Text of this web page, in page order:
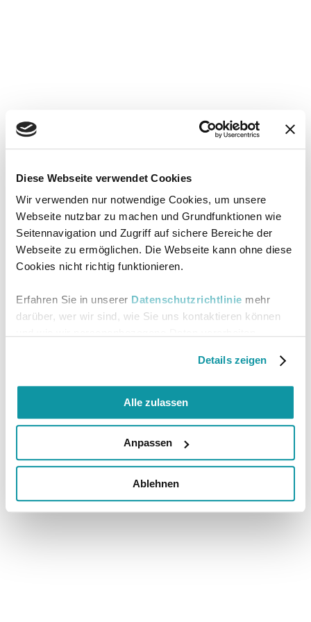
Diese Webseite verwendet Cookies
Wir verwenden nur notwendige Cookies, um unsere
Webseite nutzbar zu machen und Grundfunktionen wie
Seitennavigation und Zugriff auf sichere Bereiche der
Webseite zu ermöglichen. Die Webseite kann ohne diese
Cookies nicht richtig funktionieren.
Erfahren Sie in unserer Datenschutzrichtlinie mehr
darüber, wer wir sind, wie Sie uns kontaktieren können
Details zeigen
Alle zulassen
Anpassen
Ablehnen